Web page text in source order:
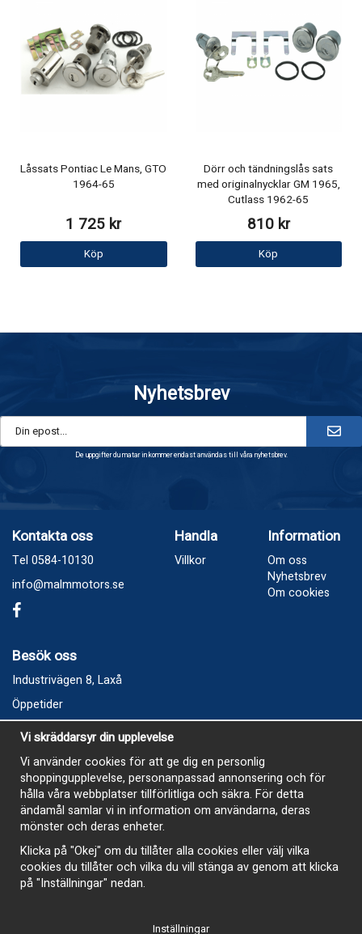
Låssats Pontiac Le Mans, GTO
1964-65
1 725 kr
Köp
Dörr och tändningslås sats
med originalnycklar GM 1965,
Cutlass 1962-65
810 kr
Köp
Nyhetsbrev
De uppgifter du matar in kommer endast användas till våra nyhetsbrev.
Kontakta oss
Tel 0584-10130
info@malmmotors.se
Handla
Villkor
Information
Om oss
Nyhetsbrev
Om cookies
Besök oss
Industrivägen 8, Laxå
Öppetider
Vecka 32
Måndag kl 9-12, kl 13 - 15
Onsdag kl 9-12, kl 13 - 15
Tisdag, Tordag och Fredag stängt
E-Handelsbutiken är öppen och paket skickas hela
sommaren
Vi skräddarsyr din upplevelse
Vi använder cookies för att ge dig en personlig
shoppingupplevelse, personanpassad annonsering och för
hålla våra webbplatser tillförlitliga och säkra. För detta
ändamål samlar vi in information om användarna, deras
mönster och deras enheter.
Klicka på "Okej" om du tillåter alla cookies eller välj vilka
cookies du tillåter och vilka du vill stänga av genom att klicka
på "Inställningar" nedan.
Inställningar